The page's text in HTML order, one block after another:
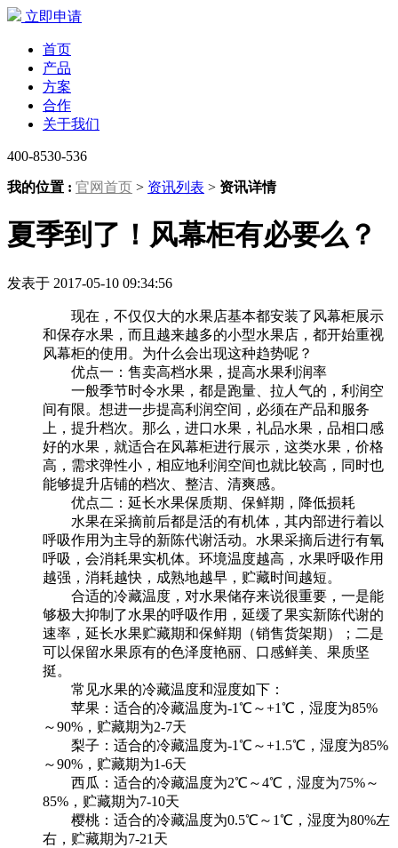
立即申请
首页
产品
方案
合作
关于我们
400-8530-536
我的位置 : 官网首页 > 资讯列表 > 资讯详情
夏季到了！风幕柜有必要么？
发表于 2017-05-10 09:34:56
现在，不仅仅大的水果店基本都安装了风幕柜展示
和保存水果，而且越来越多的小型水果店，都开始重视
风幕柜的使用。为什么会出现这种趋势呢？
优点一：售卖高档水果，提高水果利润率
一般季节时令水果，都是跑量、拉人气的，利润空
间有限。想进一步提高利润空间，必须在产品和服务
上，提升档次。那么，进口水果，礼品水果，品相口感
好的水果，就适合在风幕柜进行展示，这类水果，价格
高，需求弹性小，相应地利润空间也就比较高，同时也
能够提升店铺的档次、整洁、清爽感。
优点二：延长水果保质期、保鲜期，降低损耗
水果在采摘前后都是活的有机体，其内部进行着以
呼吸作用为主导的新陈代谢活动。水果采摘后进行有氧
呼吸，会消耗果实机体。环境温度越高，水果呼吸作用
越强，消耗越快，成熟地越早，贮藏时间越短。
合适的冷藏温度，对水果储存来说很重要，一是能
够极大抑制了水果的呼吸作用，延缓了果实新陈代谢的
速率，延长水果贮藏期和保鲜期（销售货架期）；二是
可以保留水果原有的色泽度艳丽、口感鲜美、果质坚
挺。
常见水果的冷藏温度和湿度如下：
苹果：适合的冷藏温度为-1℃～+1℃，湿度为85%
～90%，贮藏期为2-7天
梨子：适合的冷藏温度为-1℃～+1.5℃，湿度为85%
～90%，贮藏期为1-6天
西瓜：适合的冷藏温度为2℃～4℃，湿度为75%～
85%，贮藏期为7-10天
樱桃：适合的冷藏温度为0.5℃～1℃，湿度为80%左
右，贮藏期为7-21天